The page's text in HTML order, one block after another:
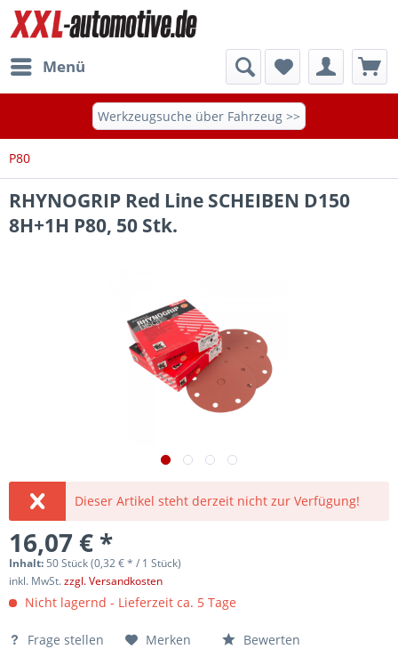
Menü
Werkzeugsuche über Fahrzeug >>
P80
RHYNOGRIP Red Line SCHEIBEN D150
8H+1H P80, 50 Stk.
Dieser Artikel steht derzeit nicht zur Verfügung!
16,07 € *
Inhalt: 50 Stück (0,32 € * / 1 Stück)
inkl. MwSt.zzgl. Versandkosten
Nicht lagernd - Lieferzeit ca. 5 Tage
Frage stellen Merken Bewerten